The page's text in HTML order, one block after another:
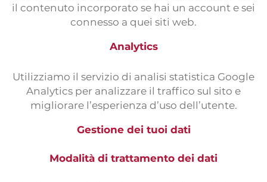
il contenuto incorporato se hai un account e sei
connesso a quei siti web.
Analytics
Utilizziamo il servizio di analisi statistica Google
Analytics per analizzare il traffico sul sito e
migliorare l’esperienza d’uso dell’utente.
Gestione dei tuoi dati
Modalità di trattamento dei dati